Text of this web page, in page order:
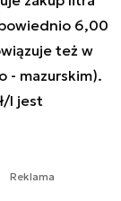
6,00
też w
- mazurskim).
l jest
Reklama